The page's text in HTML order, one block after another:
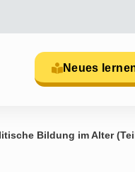
Neues
Bildung im Alter